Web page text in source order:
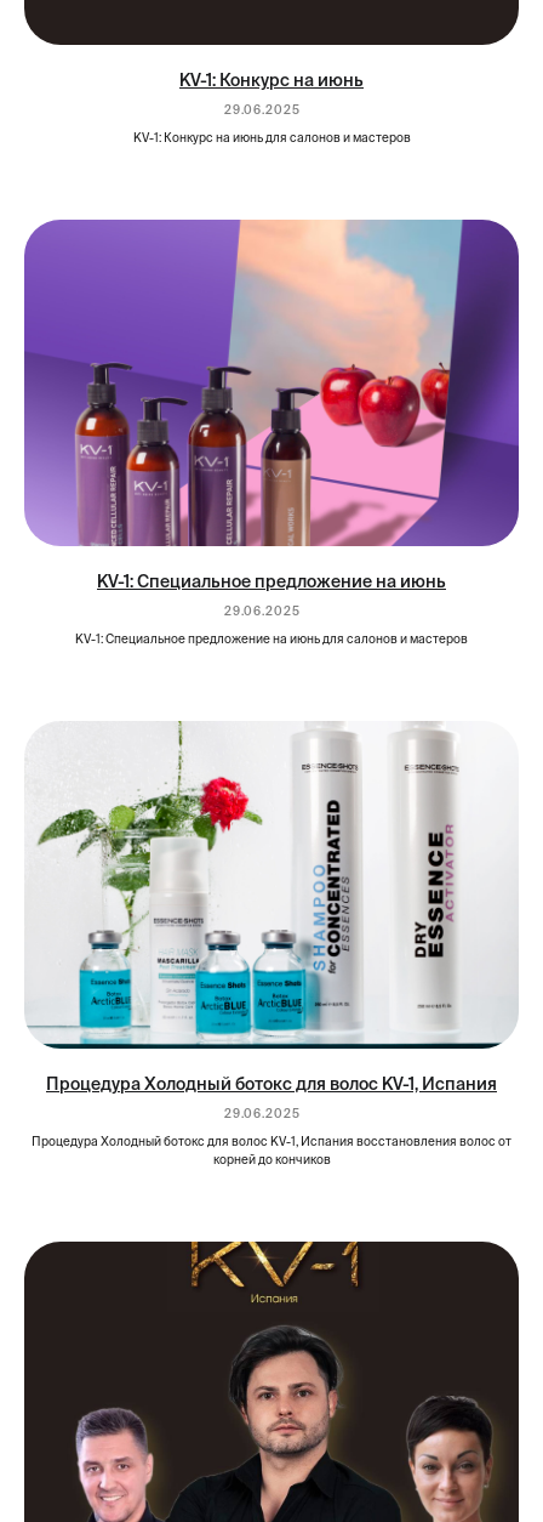
KV-1: Конкурс на июнь
29.06.2025
KV-1: Конкурс на июнь для салонов и мастеров
KV-1: Специальное предложение на июнь
29.06.2025
KV-1: Специальное предложение на июнь для салонов и мастеров
Процедура Холодный ботокс для волос KV-1, Испания
29.06.2025
Процедура Холодный ботокс для волос KV-1, Испания восстановления волос от
корней до кончиков